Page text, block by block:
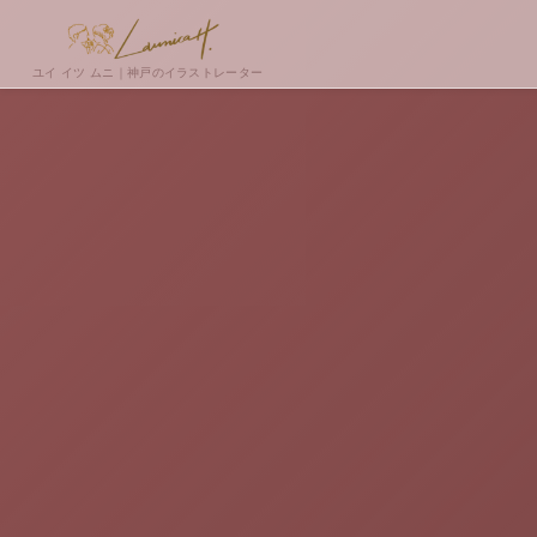
ユイ イツ ムニ｜神戸のイラストレーター